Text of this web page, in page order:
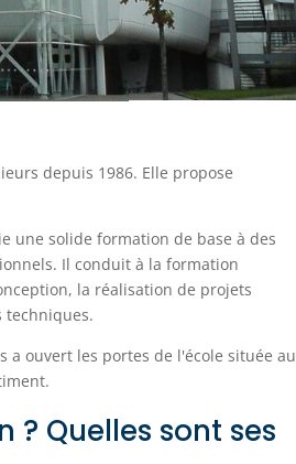
depuis 1986. Elle propose
une solide formation de base à des
Il conduit à la formation
la réalisation de projets
techniques.
a ouvert les portes de l'école située au
? Quelles sont ses